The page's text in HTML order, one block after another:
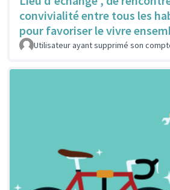
convivialité entre tous les
pour favoriser le vivre
Utilisateur ayant supprimé son